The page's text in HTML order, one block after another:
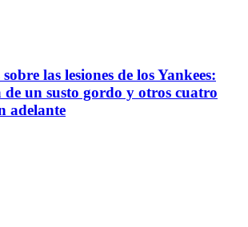
las lesiones de los Yankees:
de un susto gordo y otros cuatro
adelante